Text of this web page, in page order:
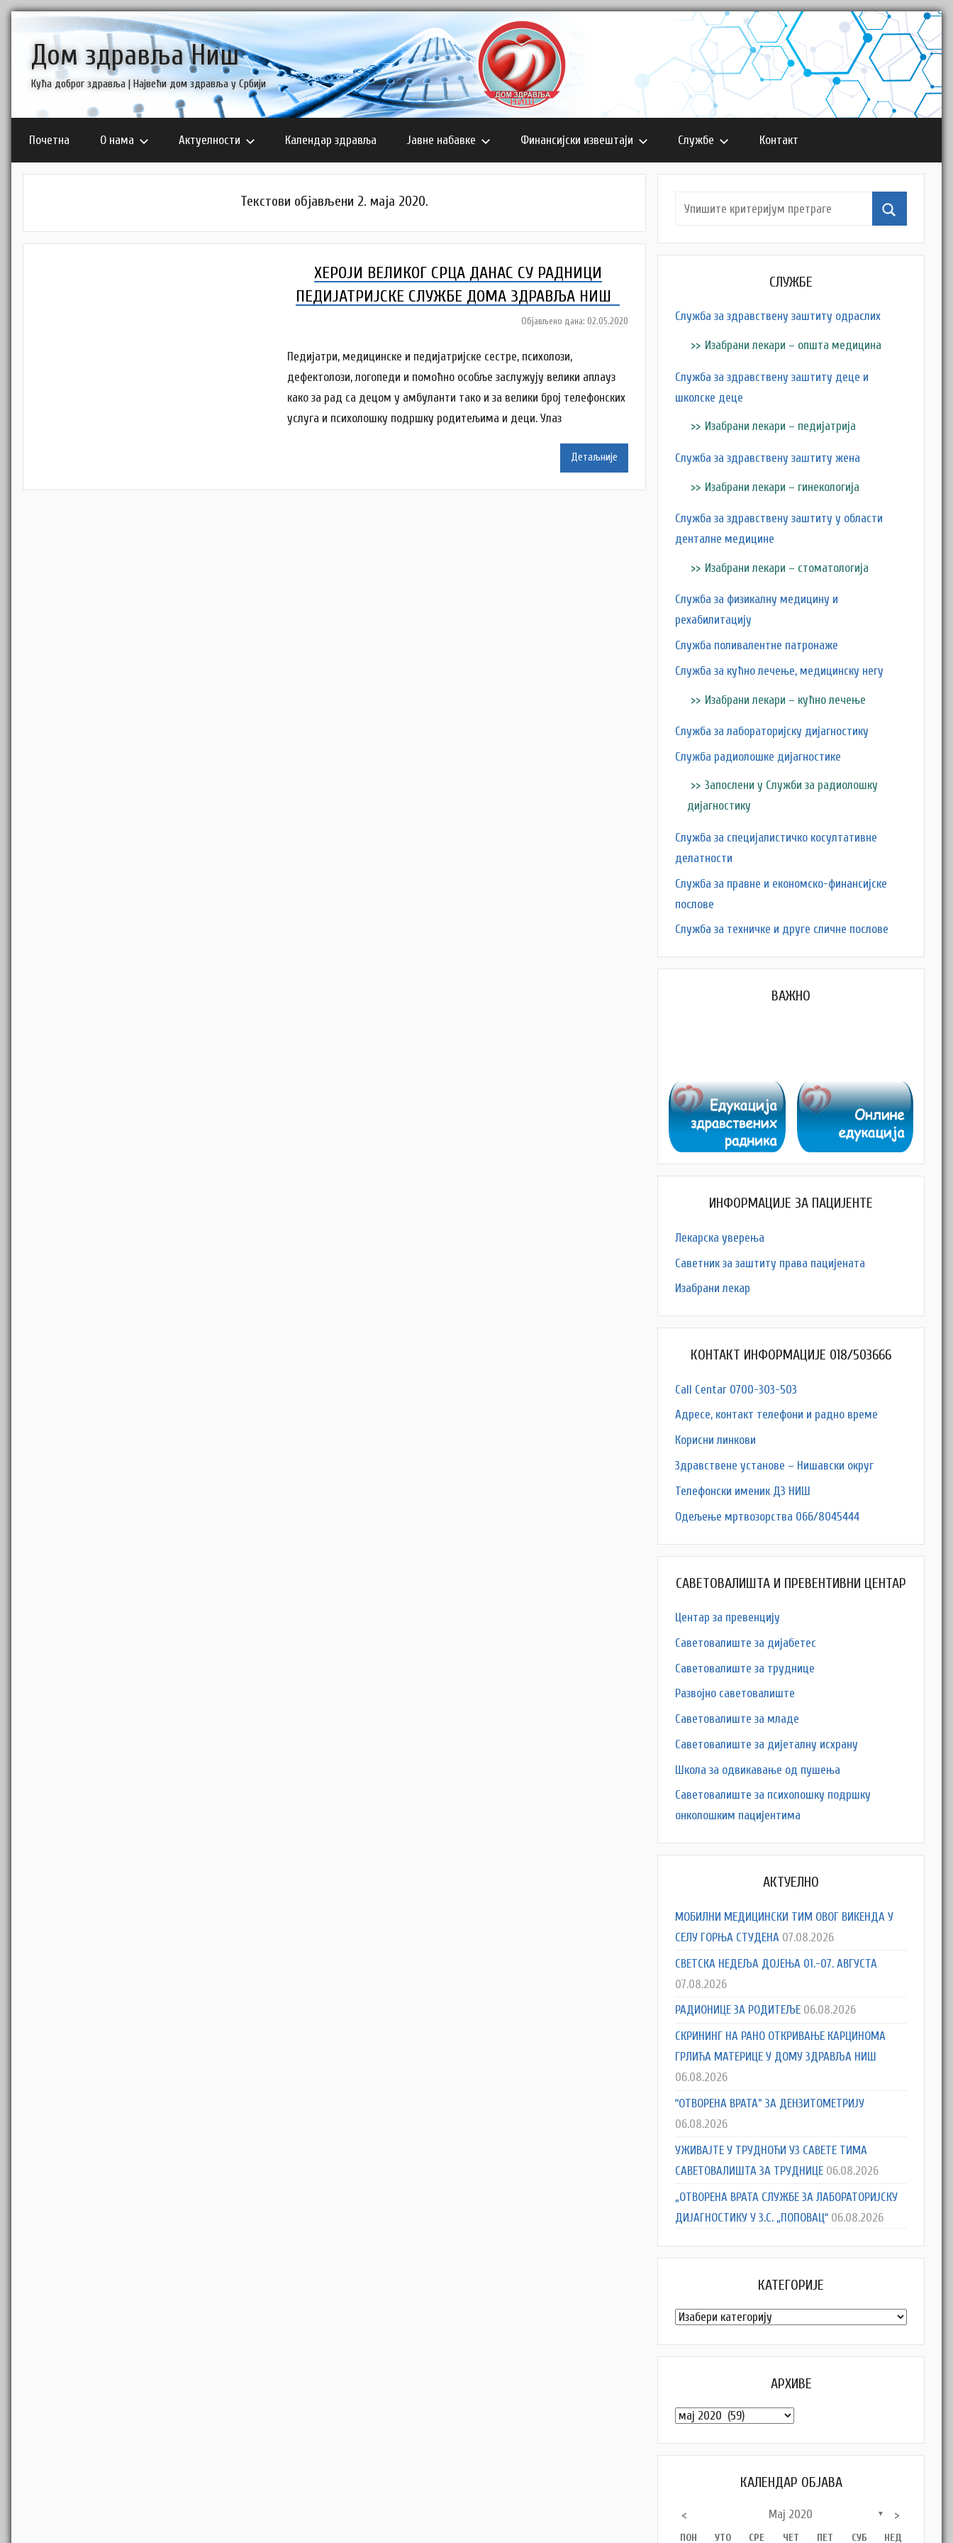
contentДом здравља Ниш
Кућа доброг здравља | Највећи дом здравља у Србији
Почетна О нама Актуелности Календар здравља Јавне набавке Финансијски извештаји Службе Контакт
Текстови објављени 2. маја 2020.
ХЕРОЈИ ВЕЛИКОГ СРЦА ДАНАС СУ РАДНИЦИ
ПЕДИЈАТРИЈСКЕ СЛУЖБЕ ДОМА ЗДРАВЉА НИШ
Објављено дана: 02.05.2020
Педијатри, медицинске и педијатријске сестре, психолози,
дефектолози, логопеди и помоћно особље заслужују велики аплауз
како за рад са децом у амбуланти тако и за велики број телефонских
услуга и психолошку подршку родитељима и деци. Улаз
Детаљније
СЛУЖБЕ
Служба за здравствену заштиту одраслих
Изабрани лекари – општа медицина
Служба за здравствену заштиту деце и
школске деце
Изабрани лекари – педијатрија
Служба за здравствену заштиту жена
Изабрани лекари – гинекологија
Служба за здравствену заштиту у области
денталне медицине
Изабрани лекари – стоматологија
Служба за физикалну медицину и
рехабилитацију
Служба поливалентне патронаже
Служба за кућно лечење, медицинску негу
Изабрани лекари – кућно лечење
Служба за лабораторијску дијагностику
Служба радиолошке дијагностике
Запослени у Служби за радиолошку
дијагностику
Служба за специјалистичко косултативне
делатности
Служба за правне и економско-финансијске
послове
Служба за техничке и друге сличне послове
ВАЖНО
ИНФОРМАЦИЈЕ ЗА ПАЦИЈЕНТЕ
Лекарска уверења
Саветник за заштиту права пацијената
Изабрани лекар
КОНТАКТ ИНФОРМАЦИЈЕ 018/503666
Call Centar 0700-303-503
Адресe, контакт телефони и радно време
Корисни линкови
Здравствене установе – Нишавски округ
Телефонски именик ДЗ НИШ
Одељење мртвозорства 066/8045444
САВЕТОВАЛИШТА И ПРЕВЕНТИВНИ ЦЕНТАР
Центар за превенцију
Саветовалиште за дијабетес
Саветовалиште за труднице
Развојно саветовалиште
Саветовалиште за младе
Саветовалиште за дијеталну исхрану
Школа за одвикавање од пушења
Саветовалиште за психолошку подршку
онколошким пацијентима
АКТУЕЛНО
МОБИЛНИ МЕДИЦИНСКИ ТИМ ОВОГ ВИКЕНДА У
СЕЛУ ГОРЊА СТУДЕНА 07.08.2026
СВЕТСКА НЕДЕЉА ДОЈЕЊА 01.-07. АВГУСТА
07.08.2026
РАДИОНИЦЕ ЗА РОДИТЕЉЕ 06.08.2026
СКРИНИНГ НА РАНО ОТКРИВАЊЕ КАРЦИНОМА
ГРЛИЋА МАТЕРИЦЕ У ДОМУ ЗДРАВЉА НИШ
06.08.2026
“ОТВОРЕНА ВРАТА” ЗА ДЕНЗИТОМЕТРИЈУ
06.08.2026
УЖИВАЈТЕ У ТРУДНОЋИ УЗ САВЕТЕ ТИМА
САВЕТОВАЛИШТА ЗА ТРУДНИЦЕ 06.08.2026
„ОТВОРЕНА ВРАТА СЛУЖБЕ ЗА ЛАБОРАТОРИЈСКУ
ДИЈАГНОСТИКУ У З.С. „ПОПОВАЦ“ 06.08.2026
КАТЕГОРИЈЕ
Категорије
АРХИВЕ
Архиве
КАЛЕНДАР ОБЈАВА
< Мај 2020 ▼ >
ПОН УТО СРЕ ЧЕТ ПЕТ СУБ НЕД